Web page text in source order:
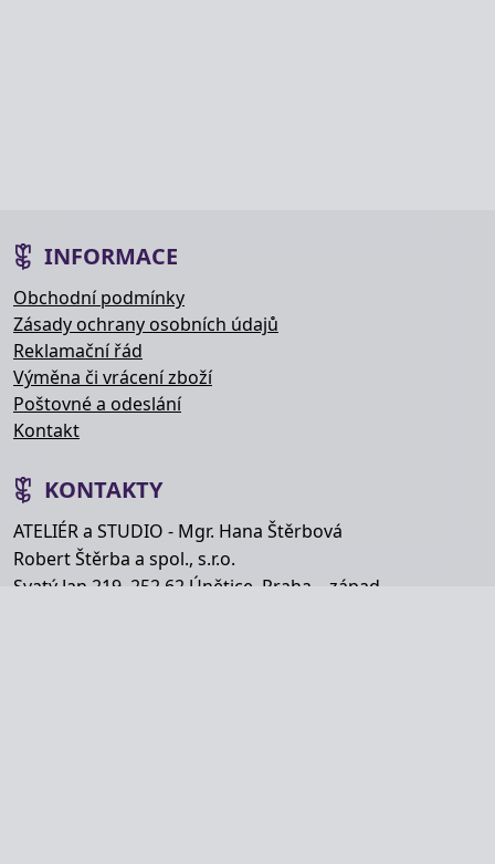
INFORMACE
Obchodní podmínky
Zásady ochrany osobních údajů
Reklamační řád
Výměna či vrácení zboží
Poštovné a odeslání
Kontakt
KONTAKTY
ATELIÉR a STUDIO - Mgr. Hana Štěrbová
Robert Štěrba a spol., s.r.o.
Svatý Jan 219, 252 62 Únětice, Praha – západ